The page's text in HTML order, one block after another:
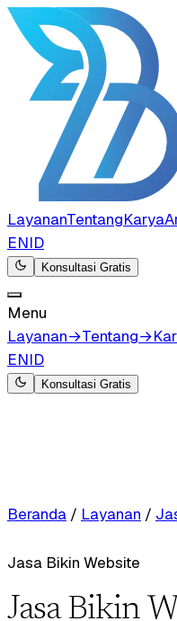
LayananTentangKarya
ENID
Konsultasi Gratis
Menu
Layanan→Tentang→
ENID
Konsultasi Gratis
Beranda / Layanan /
Jasa Bikin Website
Jasa Bikin